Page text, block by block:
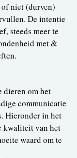
niet (durven)
De intentie
steeds meer te
met &
dieren om het
communicatie
Hieronder in het
kwaliteit van het
waard om te